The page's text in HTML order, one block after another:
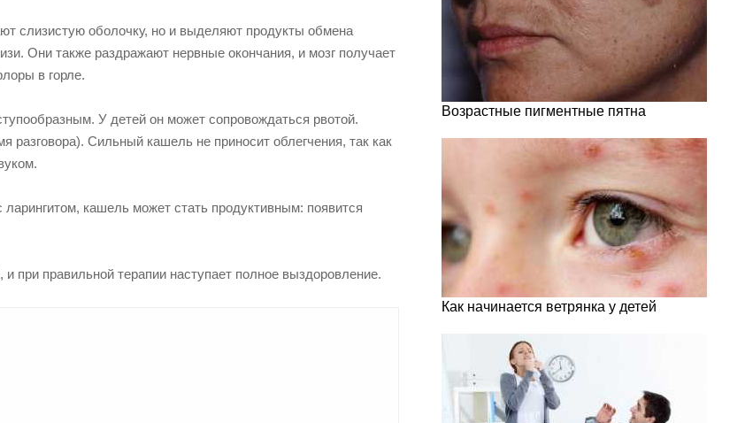
слизистую оболочку, но и выделяют продукты обмена
Они также раздражают нервные окончания, и мозг получает
в горле.
У детей он может сопровождаться рвотой.
Сильный кашель не приносит облегчения, так как
кашель может стать продуктивным: появится
при правильной терапии наступает полное выздоровление.
Возрастные пигментные пятна
Как начинается ветрянка у детей